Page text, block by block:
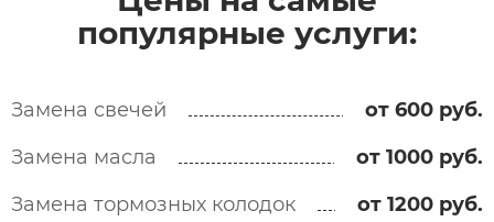
популярные услуги:​
Замена свечей
от 600 руб.
Замена масла
от 1000 руб.
Замена тормозных колодок
от 1200 руб.